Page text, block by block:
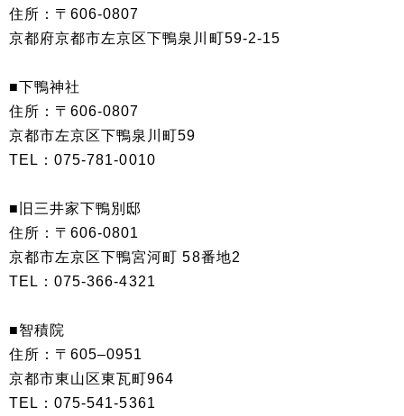
住所：〒606-0807
京都府京都市左京区下鴨泉川町59-2-15
■下鴨神社
住所：〒606-0807
京都市左京区下鴨泉川町59
TEL：075-781-0010
■旧三井家下鴨別邸
住所：〒606-0801
京都市左京区下鴨宮河町 58番地2
TEL：075-366-4321
■智積院
住所：〒605–0951
京都市東山区東瓦町964
TEL：075-541-5361